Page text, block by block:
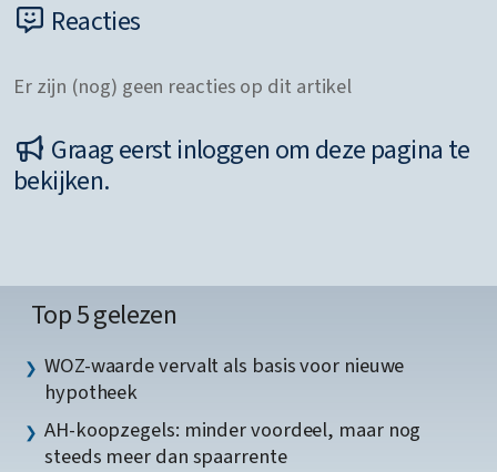
Reacties
Er zijn (nog) geen reacties op dit artikel
Graag eerst inloggen om deze pagina te
bekijken.
Top 5 gelezen
WOZ-waarde vervalt als basis voor nieuwe
hypotheek
AH-koopzegels: minder voordeel, maar nog
steeds meer dan spaarrente